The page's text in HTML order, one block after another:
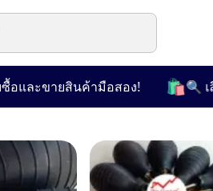
ะขายสินค้ามือสอง! 🛍️ 🔍 เลือ